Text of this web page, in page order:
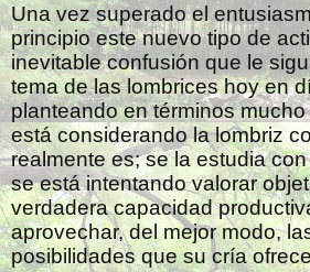
Una vez superado el
principio este nuevo tipo de
inevitable confusión que le
tema de las lombrices hoy en
planteando en términos
está considerando la lombriz
realmente es; se la estudia
se está intentando valorar
verdadera capacidad
aprovechar, del mejor modo,
posibilidades que su cría